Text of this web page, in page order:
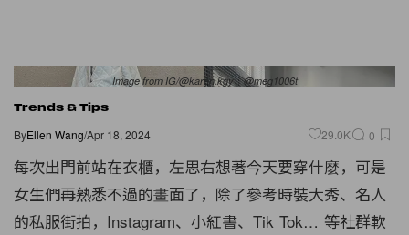
Image from IG/@karen.kgy、@meg1006t
Trends & Tips
ByEllen Wang/Apr 18, 2024 29.0K 0
每次出門前站在衣櫃，左思右想著今天要穿什麼，可是
女生們再熟悉不過的畫面了，除了參考時裝大秀、名人
的私服街拍，Instagram、小紅書、Tik Tok… 等社群軟